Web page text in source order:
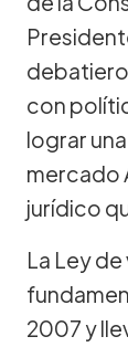
con
lograr
mercado
jurídico
La Ley
2007 y